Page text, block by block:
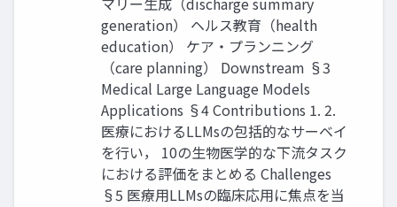
generation） ヘルス教育（health
education） ケア・プランニング
（care planning） Downstream §3
Medical Large Language Models
Applications §4 Contributions 1. 2.
医療におけるLLMsの包括的なサーベイ
を⾏い， 10の⽣物医学的な下流タスク
における評価をまとめる Challenges
§5 医療⽤LLMsの臨床応⽤に焦点を当